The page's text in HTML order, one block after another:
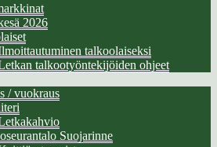
2026
talkoolaiseksi
talkootyöntekijöiden ohjeet
/ vuokraus
Suojarinne